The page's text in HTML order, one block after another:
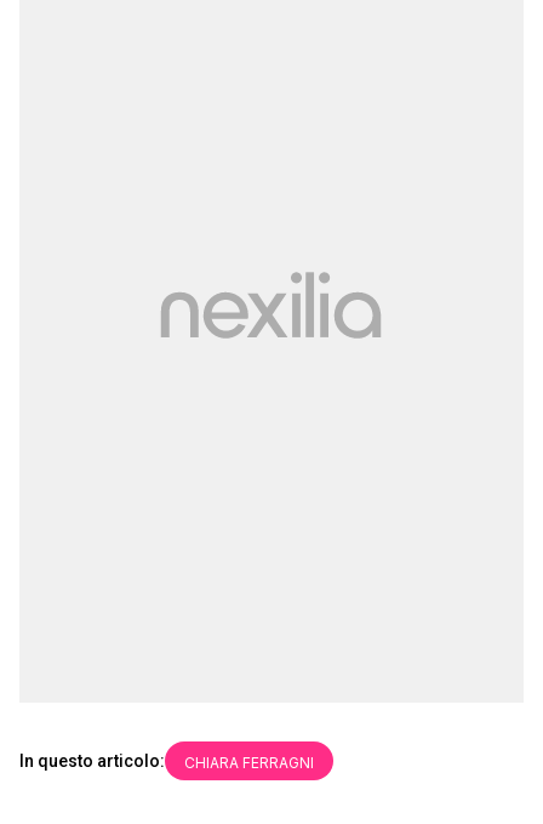
In questo articolo: CHIARA FERRAGNI